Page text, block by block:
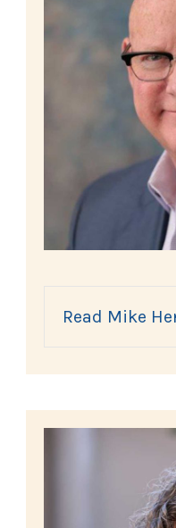
Read Mike